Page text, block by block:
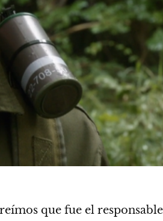
que fue el